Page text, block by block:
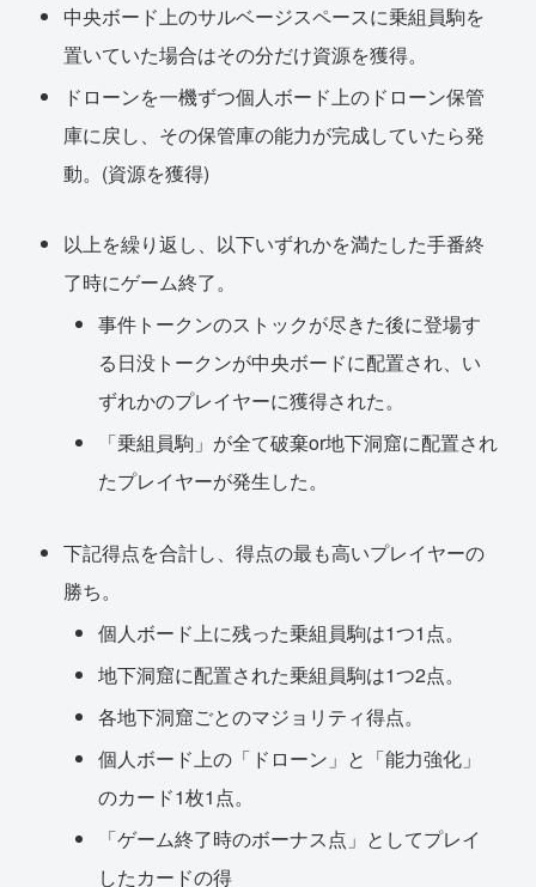
中央ボード上のサルベージスペースに乗組員駒を
置いていた場合はその分だけ資源を獲得。
ドローンを一機ずつ個人ボード上のドローン保管
庫に戻し、その保管庫の能力が完成していたら発
動。(資源を獲得)
以上を繰り返し、以下いずれかを満たした手番終
了時にゲーム終了。
事件トークンのストックが尽きた後に登場す
る日没トークンが中央ボードに配置され、い
ずれかのプレイヤーに獲得された。
「乗組員駒」が全て破棄or地下洞窟に配置され
たプレイヤーが発生した。
下記得点を合計し、得点の最も高いプレイヤーの
勝ち。
個人ボード上に残った乗組員駒は1つ1点。
地下洞窟に配置された乗組員駒は1つ2点。
各地下洞窟ごとのマジョリティ得点。
個人ボード上の「ドローン」と「能力強化」
のカード1枚1点。
「ゲーム終了時のボーナス点」としてプレイ
したカードの得